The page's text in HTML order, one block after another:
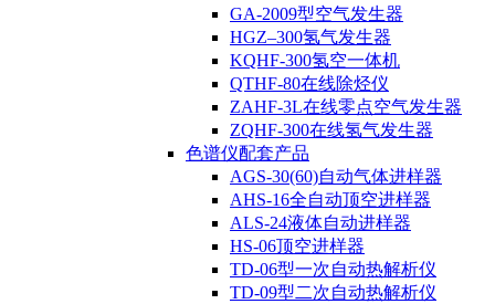
GA-2009型空气发生器
HGZ–300氢气发生器
KQHF-300氢空一体机
QTHF-80在线除烃仪
ZAHF-3L在线零点空气发生器
ZQHF-300在线氢气发生器
色谱仪配套产品
AGS-30(60)自动气体进样器
AHS-16全自动顶空进样器
ALS-24液体自动进样器
HS-06顶空进样器
TD-06型一次自动热解析仪
TD-09型二次自动热解析仪